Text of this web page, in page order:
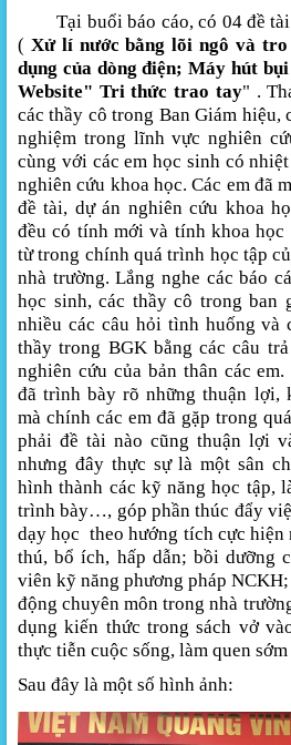
Tại buổi báo cáo, có 04 đề tài
( Xử lí nước bằng lõi ngô và
dụng của dòng điện;Máy hút
Website" Tri thức trao tay" .
các thầy cô trong Ban Giám hiệu,
nghiệm trong lĩnh vực nghiên
cùng với các em học sinh có
nghiên cứu khoa học. Các em đã
đề tài, dự án nghiên cứu khoa
đều có tính mới và tính khoa học
từ trong chính quá trình học tập
nhà trường. Lắng nghe các báo
học sinh, các thầy cô trong ban
nhiều các câu hỏi tình huống và
thầy trong BGK bằng các câu
nghiên cứu của bản thân các
đã trình bày rõ những thuận lợi,
mà chính các em đã gặp trong
phải đề tài nào cũng thuận lợi
nhưng đây thực sự là một sân
hình thành các kỹ năng học tập,
trình bày…, góp phần thúc đẩy
dạy học theo hướng tích cực
thú, bổ ích, hấp dẫn; bồi dưỡng
viên kỹ năng phương pháp
động chuyên môn trong nhà
dụng kiến thức trong sách vở
thực tiễn cuộc sống, làm quen
Sau đây là một số hình ảnh: